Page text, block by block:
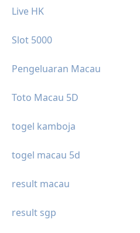
Live HK
Slot 5000
Pengeluaran Macau
Toto Macau 5D
togel kamboja
togel macau 5d
result macau
result sgp